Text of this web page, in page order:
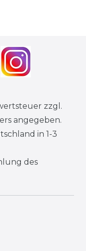
zzgl.
angegeben.
in 1-3
des